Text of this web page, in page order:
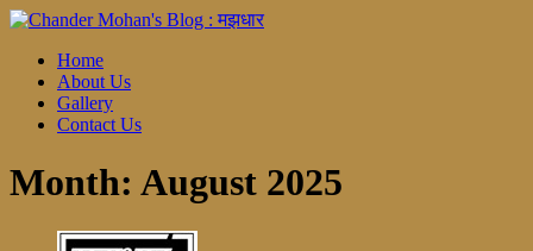
Home
About Us
Gallery
Contact Us
Month: August 2025